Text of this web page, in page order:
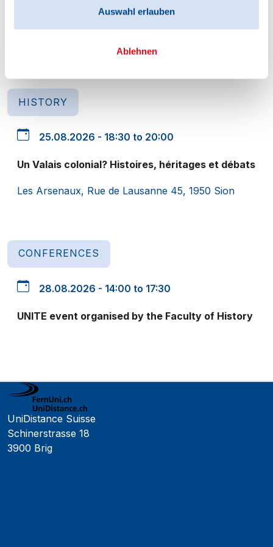
Auswahl erlauben
Ablehnen
HISTORY
25.08.2026 - 18:30 to 20:00
Un Valais colonial? Histoires, héritages et débats
Les Arsenaux, Rue de Lausanne 45, 1950 Sion
CONFERENCES
28.08.2026 - 14:00 to 17:30
UNITE event organised by the Faculty of History
UniDistance Suisse
Schinerstrasse 18
3900 Brig